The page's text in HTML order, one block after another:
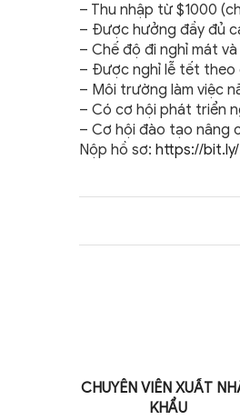
– Thu nhập từ $1000
– Được hưởng đầy đủ
– Chế độ đi nghỉ mát
– Được nghỉ lễ tết theo
– Môi trường làm việc
– Có cơ hội phát triển
– Cơ hội đào tạo nâng
Nộp hồ sơ: https://
CHUYÊN VIÊN XUẤT
KHẨU